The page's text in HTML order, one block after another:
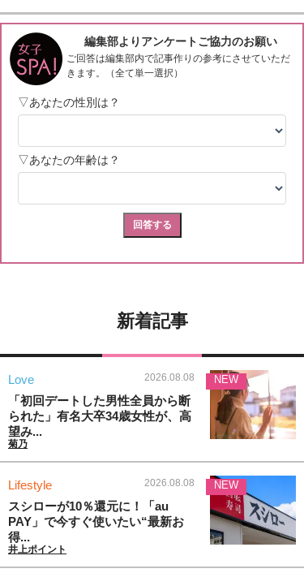
新着記事
Love 2026.08.08
「初回デートした男性全員から断
られた」有名大卒34歳女性が、高
望み...
菊乃
NEW
Lifestyle 2026.08.08
スシローが10％還元に！「au
PAY」で今すぐ使いたい“最新お
得...
井上ポイント
NEW